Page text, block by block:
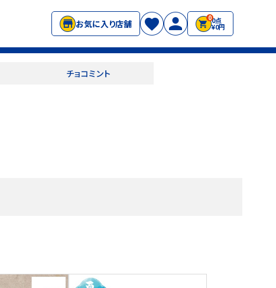
お気に入り店舗
00点
¥0円
チョコミント